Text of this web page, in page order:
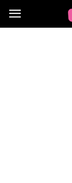
Lafoto.pl